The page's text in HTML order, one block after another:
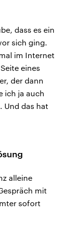
dass es ein
sich ging.
im Internet
eines
der dann
ich ja auch
Und das hat
alleine
mit
sofort